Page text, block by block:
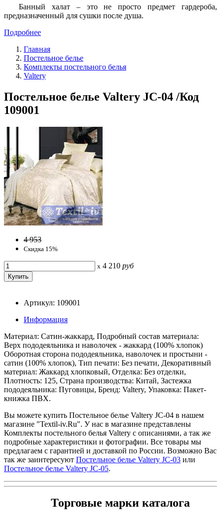
Банный халат – это не просто предмет гардероба,
предназначенный для сушки после душа.
Подробнее
Главная
Постельное белье
Комплекты постельного белья
Valtery
Постельное белье Valtery JC-04 /Код
109001
4 953
Скидка 15%
x 4 210 руб
Артикул: 109001
Информация
Материал: Сатин-жаккард, Подробный состав материала:
Верх пододеяльника и наволочек - жаккард (100% хлопок)
Оборотная сторона пододеяльника, наволочек и простыни -
сатин (100% хлопок), Тип печати: Без печати, Декоративный
материал: Жаккард хлопковый, Отделка: Без отделки,
Плотность: 125, Страна производства: Китай, Застежка
пододеяльника: Пуговицы, Бренд: Valtery, Упаковка: Пакет-
книжка ПВХ.
Вы можете купить Постельное белье Valtery JC-04 в нашем
магазине "Textil-iv.Ru". У нас в магазине представлены
Комплекты постельного белья Valtery с описаниями, а так же
подробные характеристики и фотографии. Все товары мы
предлагаем с гарантией и доставкой по России. Возможно Вас
так же заинтересуют Постельное белье Valtery JC-03 или
Постельное белье Valtery JC-05.
Торговые марки каталога